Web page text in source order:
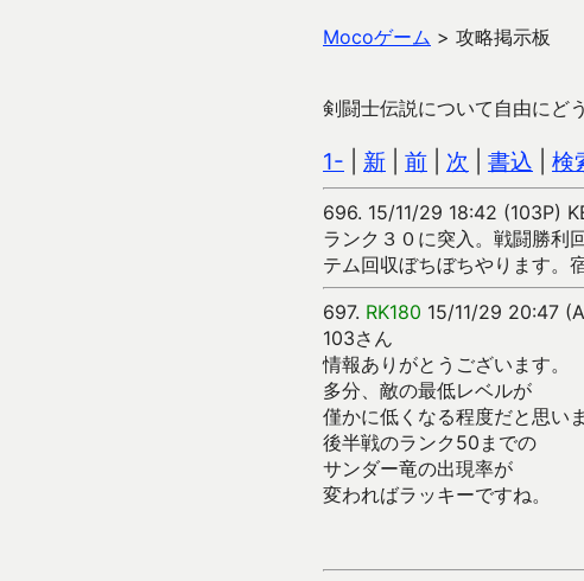
Mocoゲーム > 攻略掲示板
剣闘士伝説について自由にど
1- 新 前 次 書込 検
696. 15/11/29 18:42 (103P)
ランク３０に突入。戦闘勝利
テム回収ぼちぼちやります。
697. RK180 15/11/29 20:47
103さん
情報ありがとうございます。
多分、敵の最低レベルが
僅かに低くなる程度だと思い
後半戦のランク50までの
サンダー竜の出現率が
変わればラッキーですね。